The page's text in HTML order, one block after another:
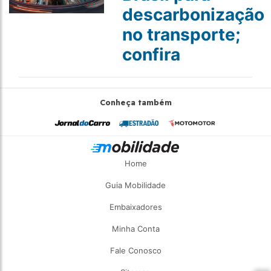
descarbonização
no transporte;
confira
Conheça também
Home
Guia Mobilidade
Embaixadores
Minha Conta
Fale Conosco